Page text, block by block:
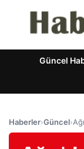
Güncel
Haberler›Güncel›